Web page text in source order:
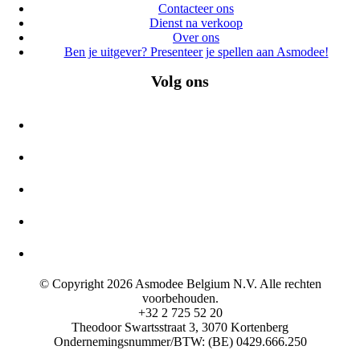
Contacteer ons
Dienst na verkoop
Over ons
Ben je uitgever? Presenteer je spellen aan Asmodee!
Volg ons
© Copyright 2026 Asmodee Belgium N.V. Alle rechten
voorbehouden.
+32 2 725 52 20
Theodoor Swartsstraat 3, 3070 Kortenberg
Ondernemingsnummer/BTW: (BE) 0429.666.250